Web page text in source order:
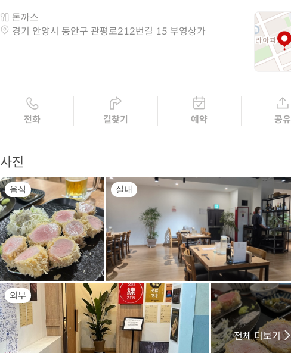
돈까스
경기 안양시 동안구 관평로212번길 15 부영상가
전화 길찾기 예약 공유
사진
음식 실내
외부
전체 더보기